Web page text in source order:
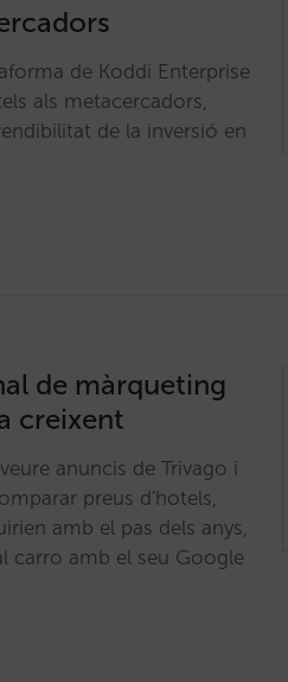
de Koddi Enterprise
als metacercadors,
de la inversió en
de màrqueting
creixent
anuncis de Trivago i
preus d'hotels,
amb el pas dels anys,
carro amb el seu Google